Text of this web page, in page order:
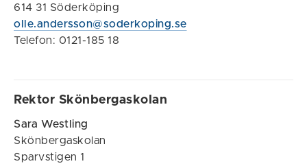
614 31 Söderköping
olle.andersson@soderkoping.se
Telefon: 0121-185 18
Rektor Skönbergaskolan
Sara Westling
Skönbergaskolan
Sparvstigen 1